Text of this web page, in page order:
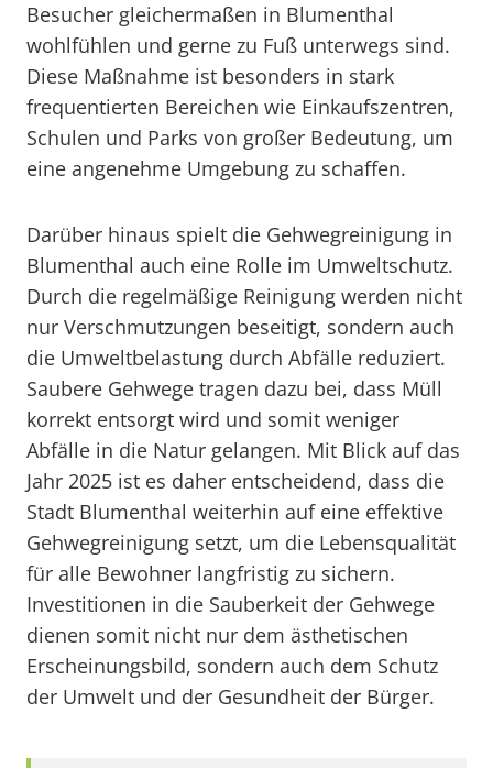
Besucher gleichermaßen in Blumenthal
wohlfühlen und gerne zu Fuß unterwegs sind.
Diese Maßnahme ist besonders in stark
frequentierten Bereichen wie Einkaufszentren,
Schulen und Parks von großer Bedeutung, um
eine angenehme Umgebung zu schaffen.
Darüber hinaus spielt die Gehwegreinigung in
Blumenthal auch eine Rolle im Umweltschutz.
Durch die regelmäßige Reinigung werden nicht
nur Verschmutzungen beseitigt, sondern auch
die Umweltbelastung durch Abfälle reduziert.
Saubere Gehwege tragen dazu bei, dass Müll
korrekt entsorgt wird und somit weniger
Abfälle in die Natur gelangen. Mit Blick auf das
Jahr 2025 ist es daher entscheidend, dass die
Stadt Blumenthal weiterhin auf eine effektive
Gehwegreinigung setzt, um die Lebensqualität
für alle Bewohner langfristig zu sichern.
Investitionen in die Sauberkeit der Gehwege
dienen somit nicht nur dem ästhetischen
Erscheinungsbild, sondern auch dem Schutz
der Umwelt und der Gesundheit der Bürger.